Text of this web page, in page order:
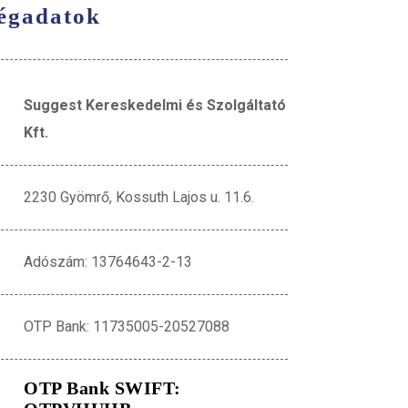
Suggest Kereskedelmi és Szolgáltató
Kft.
2230 Gyömrő, Kossuth Lajos u. 11.6.
Adószám: 13764643-2-13
OTP Bank: 11735005-20527088
OTP Bank SWIFT: